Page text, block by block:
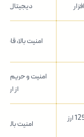
دیجیتال،
امنیت بالا،
امنیت و حریم
از
پشتیبانی از بیش از 125 ارز
امنیت بالا،